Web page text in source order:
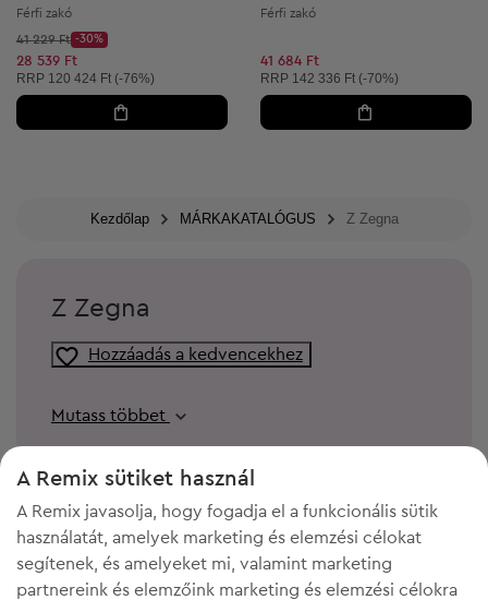
Férfi zakó
Kezdő ár:
41 229 Ft
Discount Price:
-30%
Csökkentett ár:
28 539 Ft
Ajánlott ár:
RRP 120 424 Ft (-76%)
Férfi zakó
41 684 Ft
Ajánlott ár:
RRP 142 336 Ft (-70%)
Kezdőlap MÁRKAKATALÓGUS Z Zegna
Z Zegna
Hozzáadás a kedvencekhez
Mutass többet
A Remix sütiket használ
A Remix javasolja, hogy fogadja el a funkcionális sütik
használatát, amelyek marketing és elemzési célokat
segítenek, és amelyeket mi, valamint marketing
partnereink és elemzőink marketing és elemzési célokra